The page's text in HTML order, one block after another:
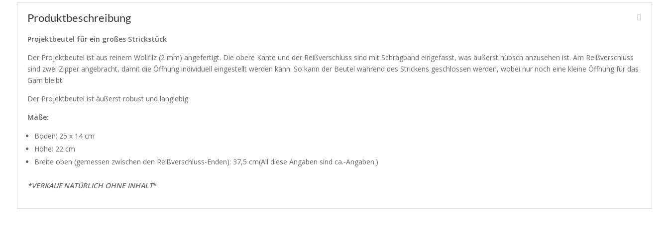
Produktbeschreibung
Projektbeutel für ein großes Strickstück
Der Projektbeutel ist aus reinem Wollfilz (2 mm) angefertigt. Die obere Kante und der Reißverschluss sind mit Schrägband eingefasst, was äußerst hübsch anzusehen ist. Am Reißverschluss
sind zwei Zipper angebracht, damit die Öffnung individuell eingestellt werden kann. So kann der Beutel während des Strickens geschlossen werden, wobei nur noch eine kleine Öffnung für das
Garn bleibt.
Der Projektbeutel ist äußerst robust und langlebig.
Maße:
Boden: 25 x 14 cm
Höhe: 22 cm
Breite oben (gemessen zwischen den Reißverschluss-Enden): 37,5 cm(All diese Angaben sind ca.-Angaben.)
*VERKAUF NATÜRLICH OHNE INHALT*